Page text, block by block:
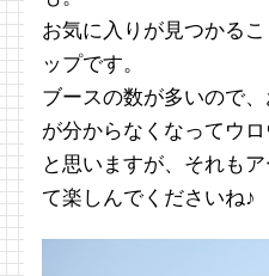
お気に入りが見つかる
ップです。
ブースの数が多いので
が分からなくなってウ
と思いますが、それも
て楽しんでくださいね♪